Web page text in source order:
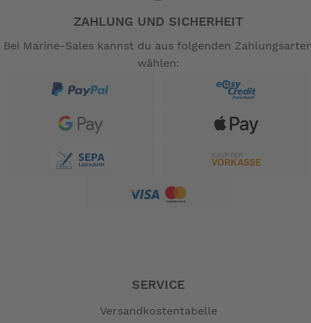
ZAHLUNG UND SICHERHEIT
Bei Marine-Sales kannst du aus folgenden
wählen:
SERVICE
Versandkostentabelle